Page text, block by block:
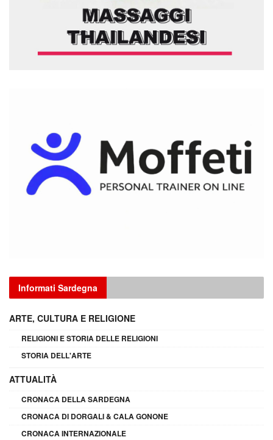
Informati Sardegna
ARTE, CULTURA E RELIGIONE
RELIGIONI E STORIA DELLE RELIGIONI
STORIA DELL'ARTE
ATTUALITÀ
CRONACA DELLA SARDEGNA
CRONACA DI DORGALI & CALA GONONE
CRONACA INTERNAZIONALE